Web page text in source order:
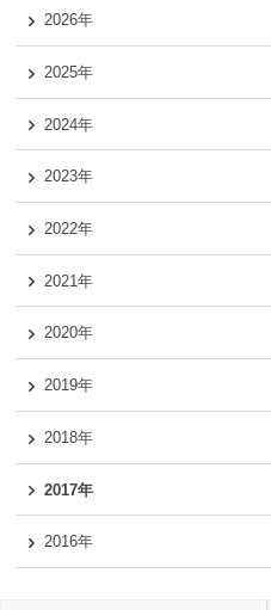
2026年
2025年
2024年
2023年
2022年
2021年
2020年
2019年
2018年
2017年
2016年